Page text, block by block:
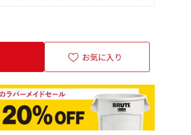
お気に入り